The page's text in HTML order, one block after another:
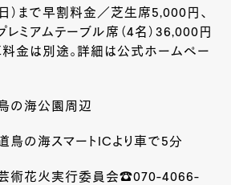
日）まで早割料金／芝生席5,000 円、
レミアムテーブル席（4名） 36,000 円
金は別途。詳細は公式ホームペー
の海公園周辺
鳥の海スマート ICより車で5分
術花火実行委員会☎070-4066-